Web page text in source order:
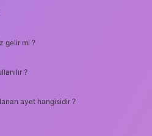
gelir mi ?
?
ayet hangisidir ?